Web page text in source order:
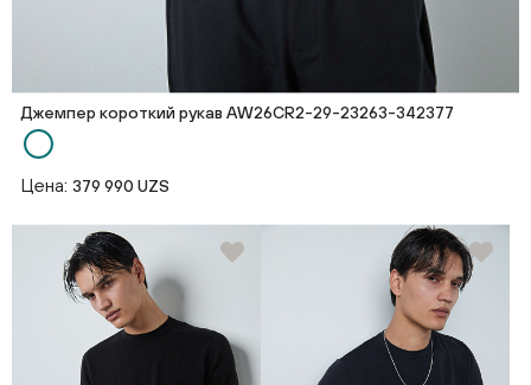
Джемпер короткий рукав AW26CR2-29-23263-342377
Цена: 379 990 UZS